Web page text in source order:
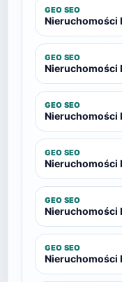
GEO SEO
Nieruchomości
GEO SEO
Nieruchomości
GEO SEO
Nieruchomości
GEO SEO
Nieruchomości
GEO SEO
Nieruchomości
GEO SEO
Nieruchomości